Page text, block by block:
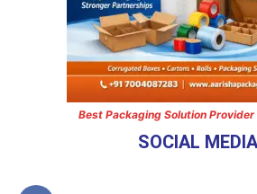
Best Packaging Solution
SOCIAL MEDIA